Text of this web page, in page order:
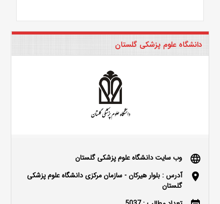
دانشگاه علوم پزشکی گلستان
language وب سایت دانشگاه علوم پزشکی گلستان
location_on
آدرس : بلوار هیرکان - سازمان مرکزی دانشگاه علوم پزشکی
گلستان